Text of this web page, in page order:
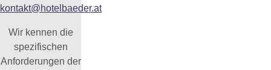
kontakt@hotelbaeder.at
Wir kennen die
spezifischen
Anforderungen der